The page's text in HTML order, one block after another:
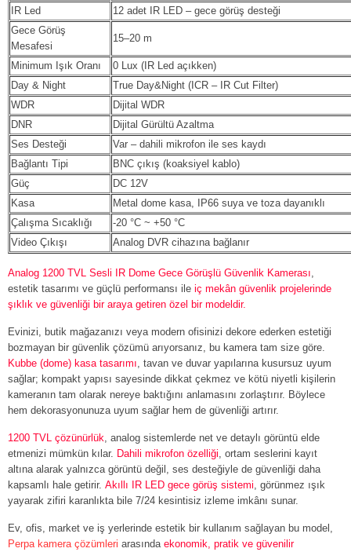
IR Led
12 adet IR LED – gece görüş desteği
Gece Görüş
Mesafesi
15–20 m
Minimum Işık Oranı
0 Lux (IR Led açıkken)
Day & Night
True Day&Night (ICR – IR Cut Filter)
WDR
Dijital WDR
DNR
Dijital Gürültü Azaltma
Ses Desteği
Var – dahili mikrofon ile ses kaydı
Bağlantı Tipi
BNC çıkış (koaksiyel kablo)
Güç
DC 12V
Kasa
Metal dome kasa, IP66 suya ve toza dayanıklı
Çalışma Sıcaklığı
-20 °C ~ +50 °C
Video Çıkışı
Analog DVR cihazına bağlanır
Analog 1200 TVL Sesli IR Dome Gece Görüşlü Güvenlik Kamerası
estetik tasarımı ve güçlü performansı ile iç mekân güvenlik projelerinde
şıklık ve güvenliği bir araya getiren özel bir modeldir.
Evinizi, butik mağazanızı veya modern ofisinizi dekore ederken estetiği
bozmayan bir güvenlik çözümü arıyorsanız, bu kamera tam size göre.
Kubbe (dome) kasa tasarımı , tavan ve duvar yapılarına kusursuz uyum
sağlar; kompakt yapısı sayesinde dikkat çekmez ve kötü niyetli kişilerin
kameranın tam olarak nereye baktığını anlamasını zorlaştırır. Böylece
hem dekorasyonunuza uyum sağlar hem de güvenliği artırır.
1200 TVL çözünürlük , analog sistemlerde net ve detaylı görüntü elde
etmenizi mümkün kılar. Dahili mikrofon özelliği , ortam seslerini kayıt
altına alarak yalnızca görüntü değil, ses desteğiyle de güvenliği daha
kapsamlı hale getirir. Akıllı IR LED gece görüş sistemi , görünmez ışık
yayarak zifiri karanlıkta bile 7/24 kesintisiz izleme imkânı sunar.
Ev, ofis, market ve iş yerlerinde estetik bir kullanım sağlayan bu model,
Perpa kamera çözümleri arasında ekonomik, pratik ve güvenilir